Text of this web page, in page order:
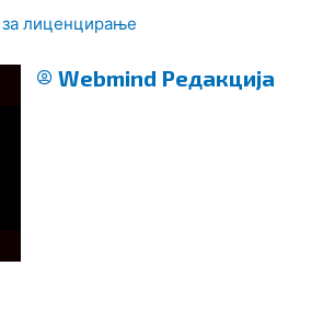
лиценцирање
Webmind Редакција